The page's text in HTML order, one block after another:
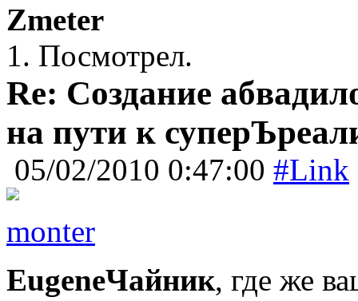
Zmeter
1. Посмотрел.
Re: Создание
на пути к
05/02/2010 0:47:00 #Link
monter
EugeneЧайник, где же